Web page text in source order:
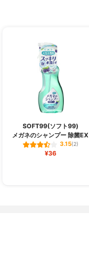
SOFT99(ソフト99)
メガネのシャンプー 除菌EX
3.15(2)
¥36